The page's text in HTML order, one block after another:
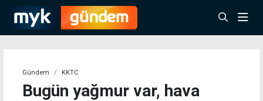
Gündem KKTC
Bugün yağmur var, hava